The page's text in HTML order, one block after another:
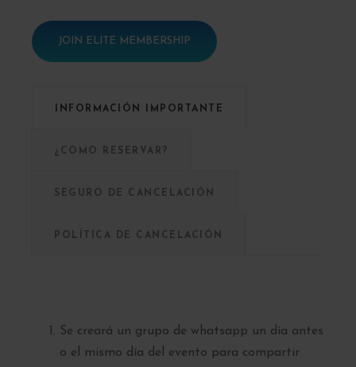
JOIN ELITE MEMBERSHIP
INFORMACIÓN IMPORTANTE
¿COMO RESERVAR?
SEGURO DE CANCELACIÓN
POLÍTICA DE CANCELACIÓN
Se creará un grupo de whatsapp un día antes
o el mismo día del evento para compartir